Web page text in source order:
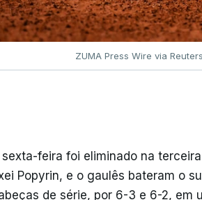
ZUMA Press Wire via
sexta-feira foi eliminado na
Popyrin, e o gaulês bateram o
de série, por 6-3 e 6-2, em